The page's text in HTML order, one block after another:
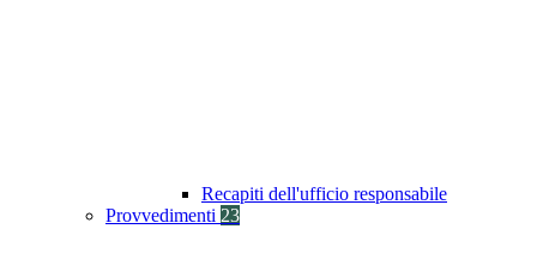
Recapiti dell'ufficio responsabile
Provvedimenti 23